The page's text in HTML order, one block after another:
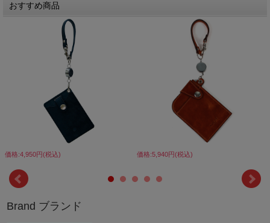
おすすめ商品
価格:4,950円(税込) 価格:5,940円(税込)
Brand ブランド